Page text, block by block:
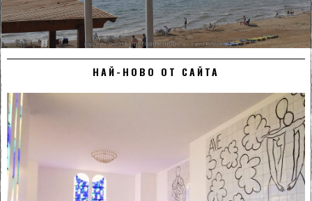
НАЙ-НОВО ОТ САЙТА